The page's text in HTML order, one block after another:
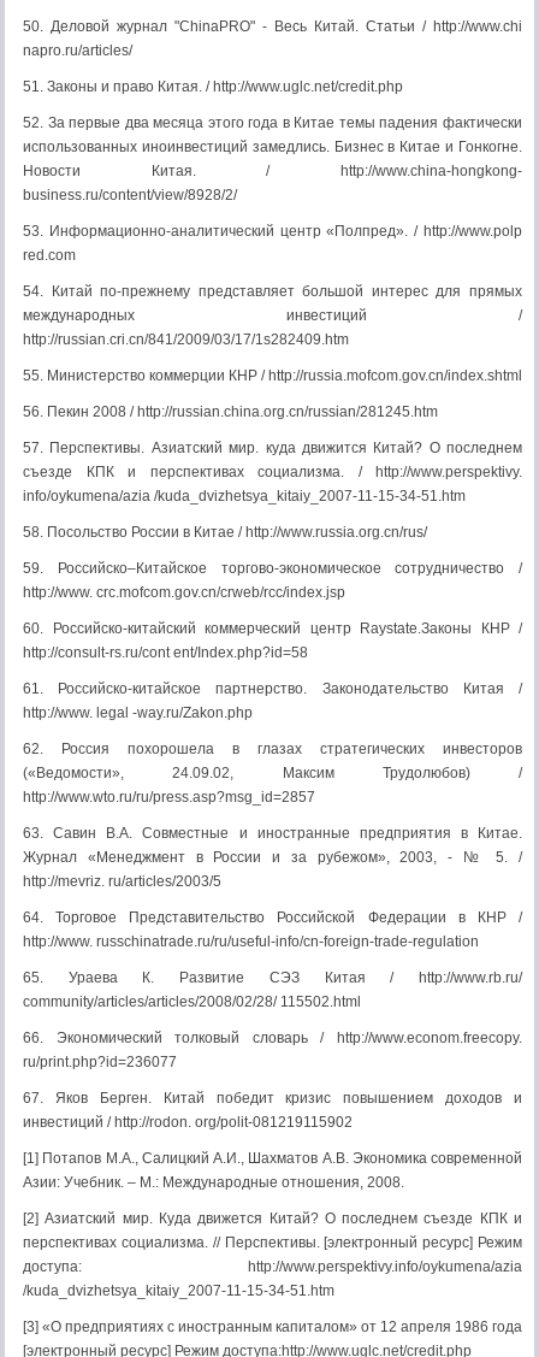
50. Деловой журнал "ChinaPRO" - Весь Китай. Статьи / http://www.chi
napro.ru/articles/
51. Законы и право Китая. / http://www.uglc.net/credit.php
52. За первые два месяца этого года в Китае темы падения фактически
использованных иноинвестиций замедлись. Бизнес в Китае и Гонкогне.
Новости Китая. / http://www.china-hongkong-
business.ru/content/view/8928/2/
53. Информационно-аналитический центр «Полпред». / http://www.polp
red.com
54. Китай по-прежнему представляет большой интерес для прямых
международных инвестиций /
http://russian.cri.cn/841/2009/03/17/1s282409.htm
55. Министерство коммерции КНР / http://russia.mofcom.gov.cn/index.shtml
56. Пекин 2008 / http://russian.china.org.cn/russian/281245.htm
57. Перспективы. Азиатский мир. куда движится Китай? О последнем
съезде КПК и перспективах социализма. / http://www.perspektivy.
info/oykumena/azia /kuda_dvizhetsya_kitaiy_2007-11-15-34-51.htm
58. Посольство России в Китае / http://www.russia.org.cn/rus/
59. Российско–Китайское торгово-экономическое сотрудничество /
http://www. crc.mofcom.gov.cn/crweb/rcc/index.jsp
60. Российско-китайский коммерческий центр Raystate.Законы КНР /
http://consult-rs.ru/cont ent/Index.php?id=58
61. Российско-китайское партнерство. Законодательство Китая /
http://www. legal -way.ru/Zakon.php
62. Россия похорошела в глазах стратегических инвесторов
(«Ведомости», 24.09.02, Максим Трудолюбов) /
http://www.wto.ru/ru/press.asp?msg_id=2857
63. Савин В.А. Совместные и иностранные предприятия в Китае.
Журнал «Менеджмент в России и за рубежом», 2003, - № 5. /
http://mevriz. ru/articles/2003/5
64. Торговое Представительство Российской Федерации в КНР /
http://www. russchinatrade.ru/ru/useful-info/cn-foreign-trade-regulation
65. Ураева К. Развитие СЭЗ Китая / http://www.rb.ru/
community/articles/articles/2008/02/28/ 115502.html
66. Экономический толковый словарь / http://www.econom.freecopy.
ru/print.php?id=236077
67. Яков Берген. Китай победит кризис повышением доходов и
инвестиций / http://rodon. org/polit-081219115902
[1] Потапов М.А., Салицкий А.И., Шахматов А.В. Экономика современной
Азии: Учебник. – М.: Международные отношения, 2008.
[2] Азиатский мир. Куда движется Китай? О последнем съезде КПК и
перспективах социализма. // Перспективы. [электронный ресурс] Режим
доступа: http://www.perspektivy.info/oykumena/azia
/kuda_dvizhetsya_kitaiy_2007-11-15-34-51.htm
[3] «О предприятиях с иностранным капиталом» от 12 апреля 1986 года
[электронный ресурс] Режим доступа:http://www.uglc.net/credit.php